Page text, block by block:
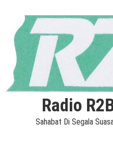
Radio
Sahabat Di Segala